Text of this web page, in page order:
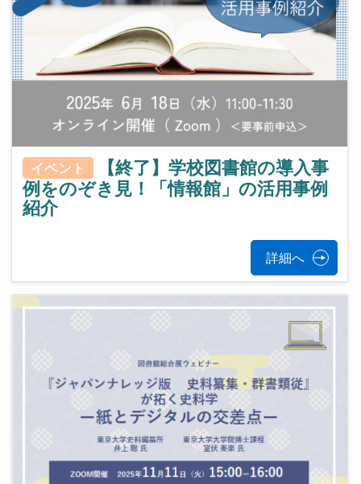
イベント
【終了】学校図書館の導入事
例をのぞき見！「情報館」の活用事例
紹介
詳細へ